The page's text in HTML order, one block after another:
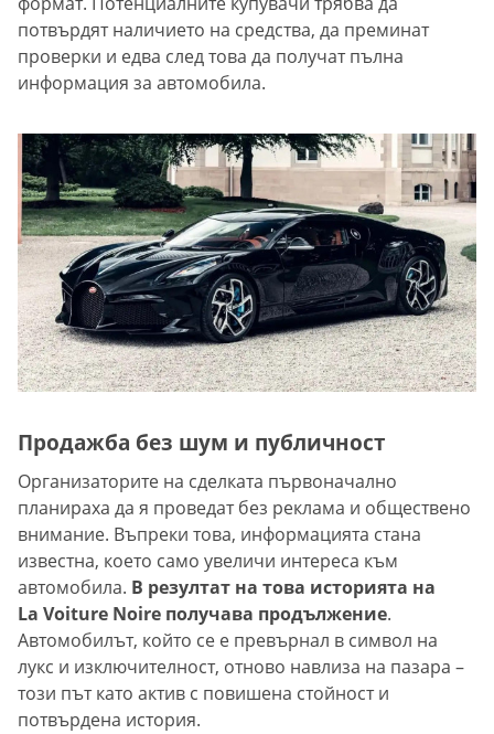
потвърдят наличието на средства, да преминат
проверки и едва след това да получат пълна
информация за автомобила.
Продажба без шум и публичност
Организаторите на сделката първоначално
планираха да я проведат без реклама и обществено
внимание. Въпреки това, информацията стана
известна, което само увеличи интереса към
автомобила. В резултат на това историята на
La Voiture Noire получава продължение.
Автомобилът, който се е превърнал в символ на
лукс и изключителност, отново навлиза на пазара –
този път като актив с повишена стойност и
потвърдена история.